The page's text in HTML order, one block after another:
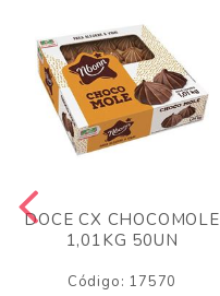
DOCE CX CHOCOMOLE
1,01KG 50UN
Código: 17570